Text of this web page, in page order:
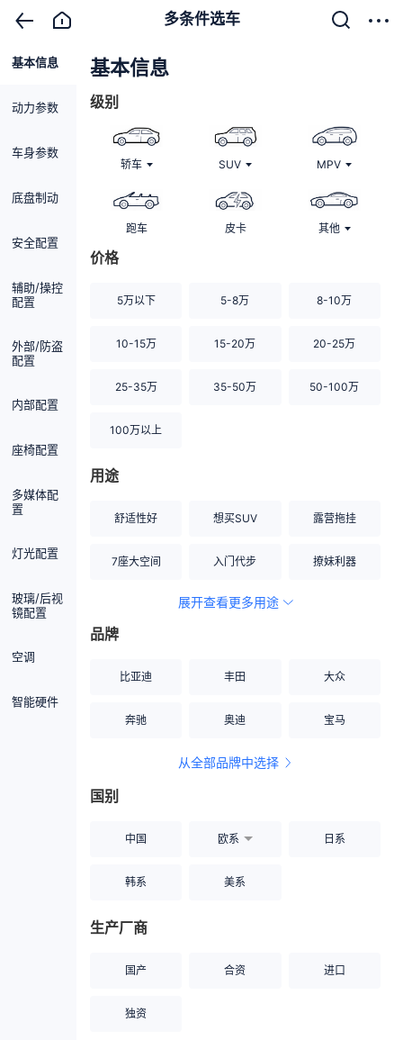
多条件选车
基本信息
动力参数
车身参数
底盘制动
安全配置
辅助/操控
配置
外部/防盗
配置
内部配置
座椅配置
多媒体配
置
灯光配置
玻璃/后视
镜配置
空调
智能硬件
基本信息
级别
轿车 SUV MPV
跑车 皮卡 其他
价格
5万以下 5-8万 8-10万
10-15万 15-20万 20-25万
25-35万 35-50万 50-100万
100万以上
用途
舒适性好 想买SUV 露营拖挂
7座大空间 入门代步 撩妹利器
空间宽敞
展开查看更多用途
品牌
比亚迪 丰田 大众
奔驰 奥迪 宝马
从全部品牌中选择
国别
中国 欧系 日系
韩系 美系
生产厂商
国产 合资 进口
独资